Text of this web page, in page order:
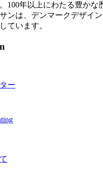
100年以上にわたる豊かな
ンは、デンマークデザイ
ています。
ー